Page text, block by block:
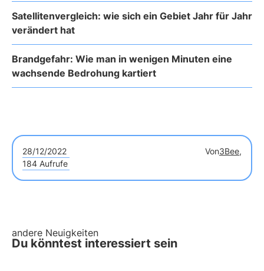
Satellitenvergleich: wie sich ein Gebiet Jahr für Jahr
verändert hat
Brandgefahr: Wie man in wenigen Minuten eine
wachsende Bedrohung kartiert
28/12/2022 Von3Bee,
184 Aufrufe
andere Neuigkeiten
Du könntest interessiert sein